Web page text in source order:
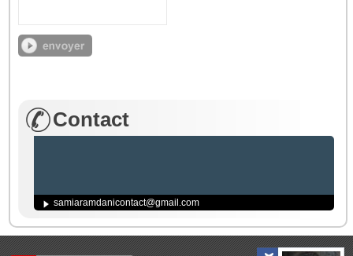
Contact
samiaramdanicontact@gmail.com